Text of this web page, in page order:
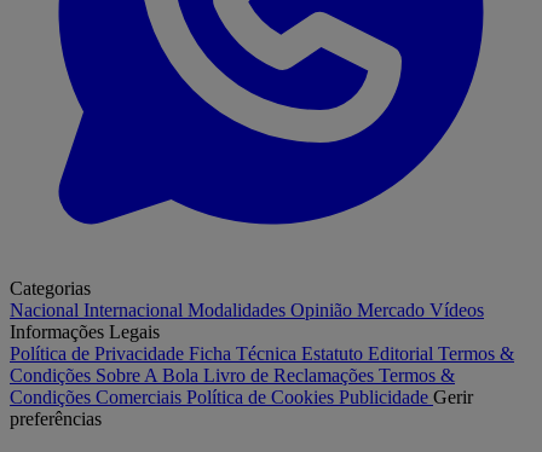
Categorias
Nacional Internacional Modalidades Opinião Mercado Vídeos
Informações Legais
Política de Privacidade Ficha Técnica Estatuto Editorial Termos &
Condições Sobre A Bola Livro de Reclamações Termos &
Condições Comerciais Política de Cookies Publicidade Gerir
preferências